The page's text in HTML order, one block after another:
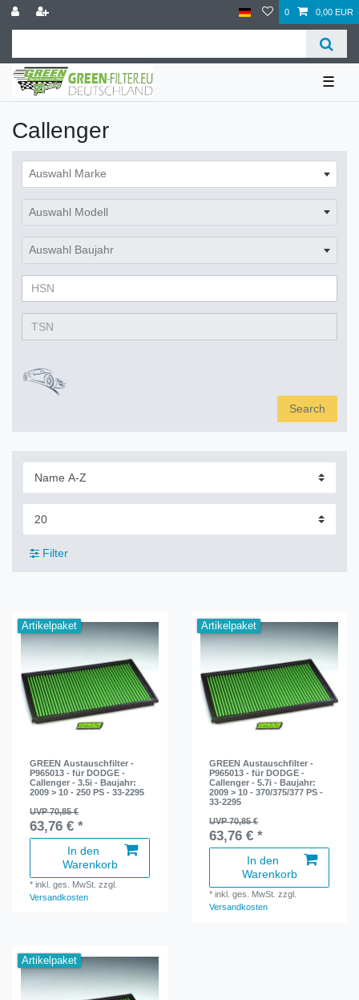
0 0,00 EUR
☰
Callenger
Auswahl Marke
Auswahl Modell
Auswahl Baujahr
Search
Filter
Artikelpaket
GREEN Austauschfilter -
P965013 - für DODGE -
Callenger - 3.5i - Baujahr:
2009 > 10 - 250 PS - 33-2295
UVP 70,85 €
63,76 € *
In den
Warenkorb
*inkl. ges. MwSt. zzgl.
Versandkosten
Artikelpaket
GREEN Austauschfilter -
P965013 - für DODGE -
Callenger - 5.7i - Baujahr:
2009 > 10 - 370/375/377 PS -
33-2295
UVP 70,85 €
63,76 € *
In den
Warenkorb
*inkl. ges. MwSt. zzgl.
Versandkosten
Artikelpaket